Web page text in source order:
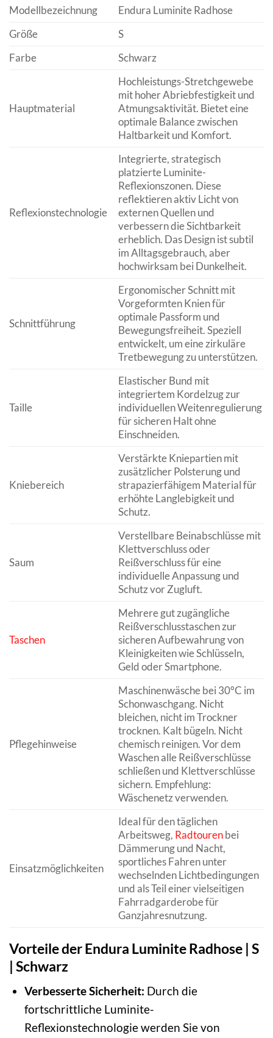
Modellbezeichnung
Endura Luminite Radhose
Größe
S
Farbe
Schwarz
Hauptmaterial
Hochleistungs-Stretchgewebe
mit hoher Abriebfestigkeit und
Atmungsaktivität. Bietet eine
optimale Balance zwischen
Haltbarkeit und Komfort.
Reflexionstechnologie
Integrierte, strategisch
platzierte Luminite-
Reflexionszonen. Diese
reflektieren aktiv Licht von
externen Quellen und
verbessern die Sichtbarkeit
erheblich. Das Design ist subtil
im Alltagsgebrauch, aber
hochwirksam bei Dunkelheit.
Schnittführung
Ergonomischer Schnitt mit
Vorgeformten Knien für
optimale Passform und
Bewegungsfreiheit. Speziell
entwickelt, um eine zirkuläre
Tretbewegung zu unterstützen.
Taille
Elastischer Bund mit
integriertem Kordelzug zur
individuellen Weitenregulierung
für sicheren Halt ohne
Einschneiden.
Kniebereich
Verstärkte Kniepartien mit
zusätzlicher Polsterung und
strapazierfähigem Material für
erhöhte Langlebigkeit und
Schutz.
Saum
Verstellbare Beinabschlüsse mit
Klettverschluss oder
Reißverschluss für eine
individuelle Anpassung und
Schutz vor Zugluft.
Taschen
Mehrere gut zugängliche
Reißverschlusstaschen zur
sicheren Aufbewahrung von
Kleinigkeiten wie Schlüsseln,
Geld oder Smartphone.
Pflegehinweise
Maschinenwäsche bei 30°C im
Schonwaschgang. Nicht
bleichen, nicht im Trockner
trocknen. Kalt bügeln. Nicht
chemisch reinigen. Vor dem
Waschen alle Reißverschlüsse
schließen und Klettverschlüsse
sichern. Empfehlung:
Wäschenetz verwenden.
Einsatzmöglichkeiten
Ideal für den täglichen
Arbeitsweg, Radtourenbei
Dämmerung und Nacht,
sportliches Fahren unter
wechselnden Lichtbedingungen
und als Teil einer vielseitigen
Fahrradgarderobe für
Ganzjahresnutzung.
Vorteile der Endura Luminite Radhose | S
| Schwarz
Verbesserte Sicherheit: Durch die
fortschrittliche Luminite-
Reflexionstechnologie werden Sie von